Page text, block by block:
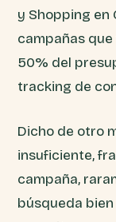
y Shopping en
campañas
50% del
tracking de
Dicho de otro
insuficiente,
campaña,
búsqueda